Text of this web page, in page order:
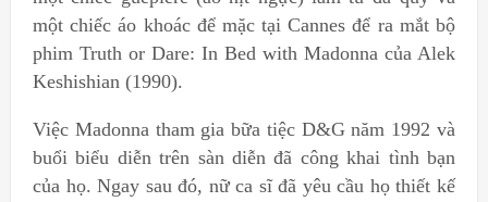
một chiếc áo khoác để mặc tại Cannes để ra mắt bộ
phim Truth or Dare: In Bed with Madonna của Alek
Keshishian (1990).
Việc Madonna tham gia bữa tiệc D&G năm 1992 và
buổi biểu diễn trên sàn diễn đã công khai tình bạn
của họ. Ngay sau đó, nữ ca sĩ đã yêu cầu họ thiết kế